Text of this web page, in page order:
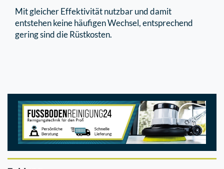
Mit gleicher Effektivität nutzbar und damit
entstehen keine häufigen Wechsel, entsprechend
gering sind die Rüstkosten.